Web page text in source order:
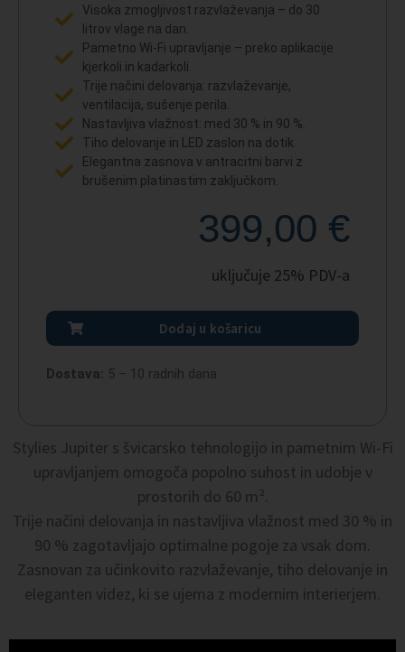
Visoka zmogljivost razvlaževanja – do 30
litrov vlage na dan.
Pametno Wi-Fi upravljanje – preko aplikacije
kjerkoli in kadarkoli.
Trije načini delovanja: razvlaževanje,
ventilacija, sušenje perila.
Nastavljiva vlažnost: med 30 % in 90 %.
Tiho delovanje in LED zaslon na dotik.
Elegantna zasnova v antracitni barvi z
brušenim platinastim zaključkom.
399,00 €
uključuje 25% PDV-a
Dodaj u košaricu
Dostava: 5 – 10 radnih dana
Stylies Jupiter s švicarsko tehnologijo in pametnim Wi-Fi
upravljanjem omogoča popolno suhost in udobje v
prostorih do 60 m².
Trije načini delovanja in nastavljiva vlažnost med 30 % in
90 % zagotavljajo optimalne pogoje za vsak dom.
Zasnovan za učinkovito razvlaževanje, tiho delovanje in
eleganten videz, ki se ujema z modernim interierjem.